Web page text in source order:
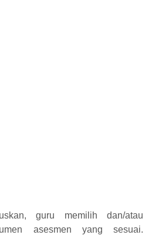
guru memilih dan/atau
asesmen yang sesuai.